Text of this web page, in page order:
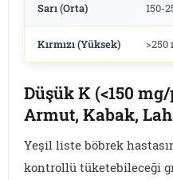
Sarı (Orta) 150-
Kırmızı (Yüksek) >250
Düşük K (<150
Armut, Kabak,
Yeşil liste böbrek
kontrollü tüketebileceği